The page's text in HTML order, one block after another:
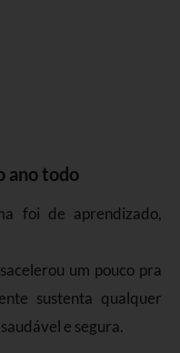
ano todo
foi de aprendizado,
um pouco pra
sustenta qualquer
e segura.